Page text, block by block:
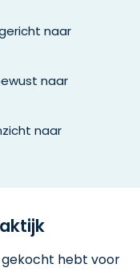
naar
naar
naar
hebt voor